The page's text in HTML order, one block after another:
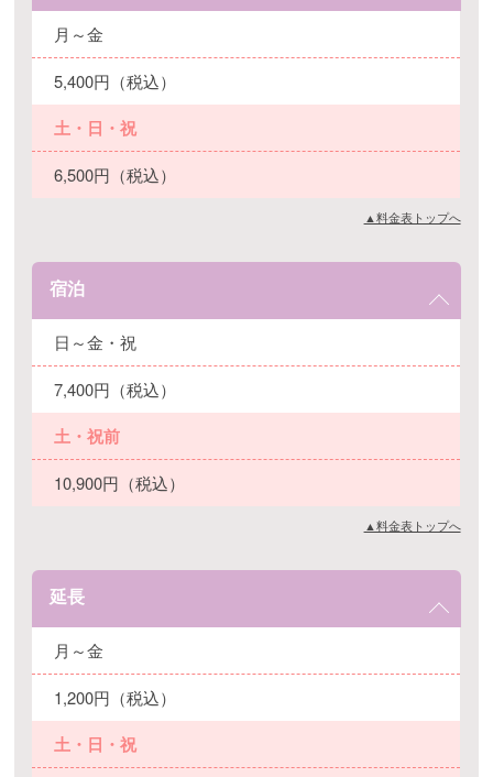
月～金
5,400円（税込）
土・日・祝
6,500円（税込）
▲料金表トップへ
宿泊
日～金・祝
7,400円（税込）
土・祝前
10,900円（税込）
▲料金表トップへ
延長
月～金
1,200円（税込）
土・日・祝